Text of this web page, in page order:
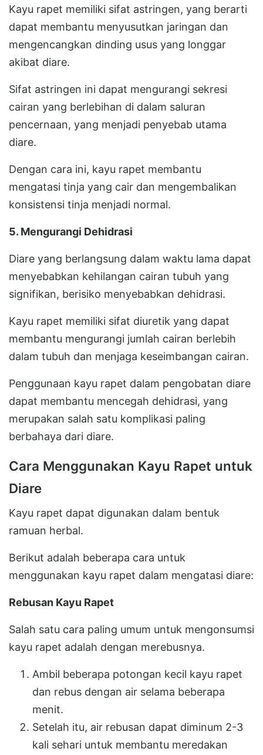
Kayu rapet memiliki sifat astringen, yang berarti
dapat membantu menyusutkan jaringan dan
mengencangkan dinding usus yang longgar
akibat diare.
Sifat astringen ini dapat mengurangi sekresi
cairan yang berlebihan di dalam saluran
pencernaan, yang menjadi penyebab utama
diare.
Dengan cara ini, kayu rapet membantu
mengatasi tinja yang cair dan mengembalikan
konsistensi tinja menjadi normal.
5. Mengurangi Dehidrasi
Diare yang berlangsung dalam waktu lama dapat
menyebabkan kehilangan cairan tubuh yang
signifikan, berisiko menyebabkan dehidrasi.
Kayu rapet memiliki sifat diuretik yang dapat
membantu mengurangi jumlah cairan berlebih
dalam tubuh dan menjaga keseimbangan cairan.
Penggunaan kayu rapet dalam pengobatan diare
dapat membantu mencegah dehidrasi, yang
merupakan salah satu komplikasi paling
berbahaya dari diare.
Cara Menggunakan Kayu Rapet untuk
Diare
Kayu rapet dapat digunakan dalam bentuk
ramuan herbal.
Berikut adalah beberapa cara untuk
menggunakan kayu rapet dalam mengatasi diare:
Rebusan Kayu Rapet
Salah satu cara paling umum untuk mengonsumsi
kayu rapet adalah dengan merebusnya.
Ambil beberapa potongan kecil kayu rapet
dan rebus dengan air selama beberapa
menit.
Setelah itu, air rebusan dapat diminum 2-3
kali sehari untuk membantu meredakan